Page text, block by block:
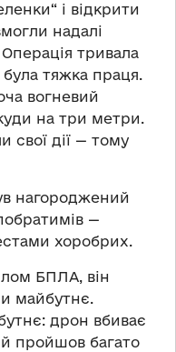
і відкрити
надалі
тривала
тяжка праця.
вогневий
на три метри.
свої дії — тому
нагороджений
—
хоробрих.
БПЛА, він
майбутнє.
дрон вбиває
пройшов багато